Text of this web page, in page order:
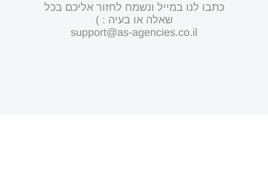
כתבו לנו במייל ונשמח לחזור אליכם בכל
שאלה או בעיה : )
support@as-agencies.co.il